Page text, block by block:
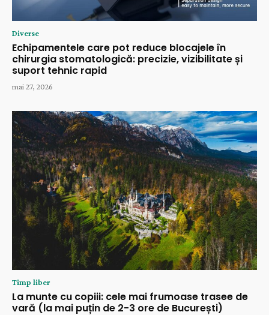
Diverse
Echipamentele care pot reduce blocajele în
chirurgia stomatologică: precizie, vizibilitate și
suport tehnic rapid
mai 27, 2026
Timp liber
La munte cu copiii: cele mai frumoase trasee de
vară (la mai puțin de 2-3 ore de București)